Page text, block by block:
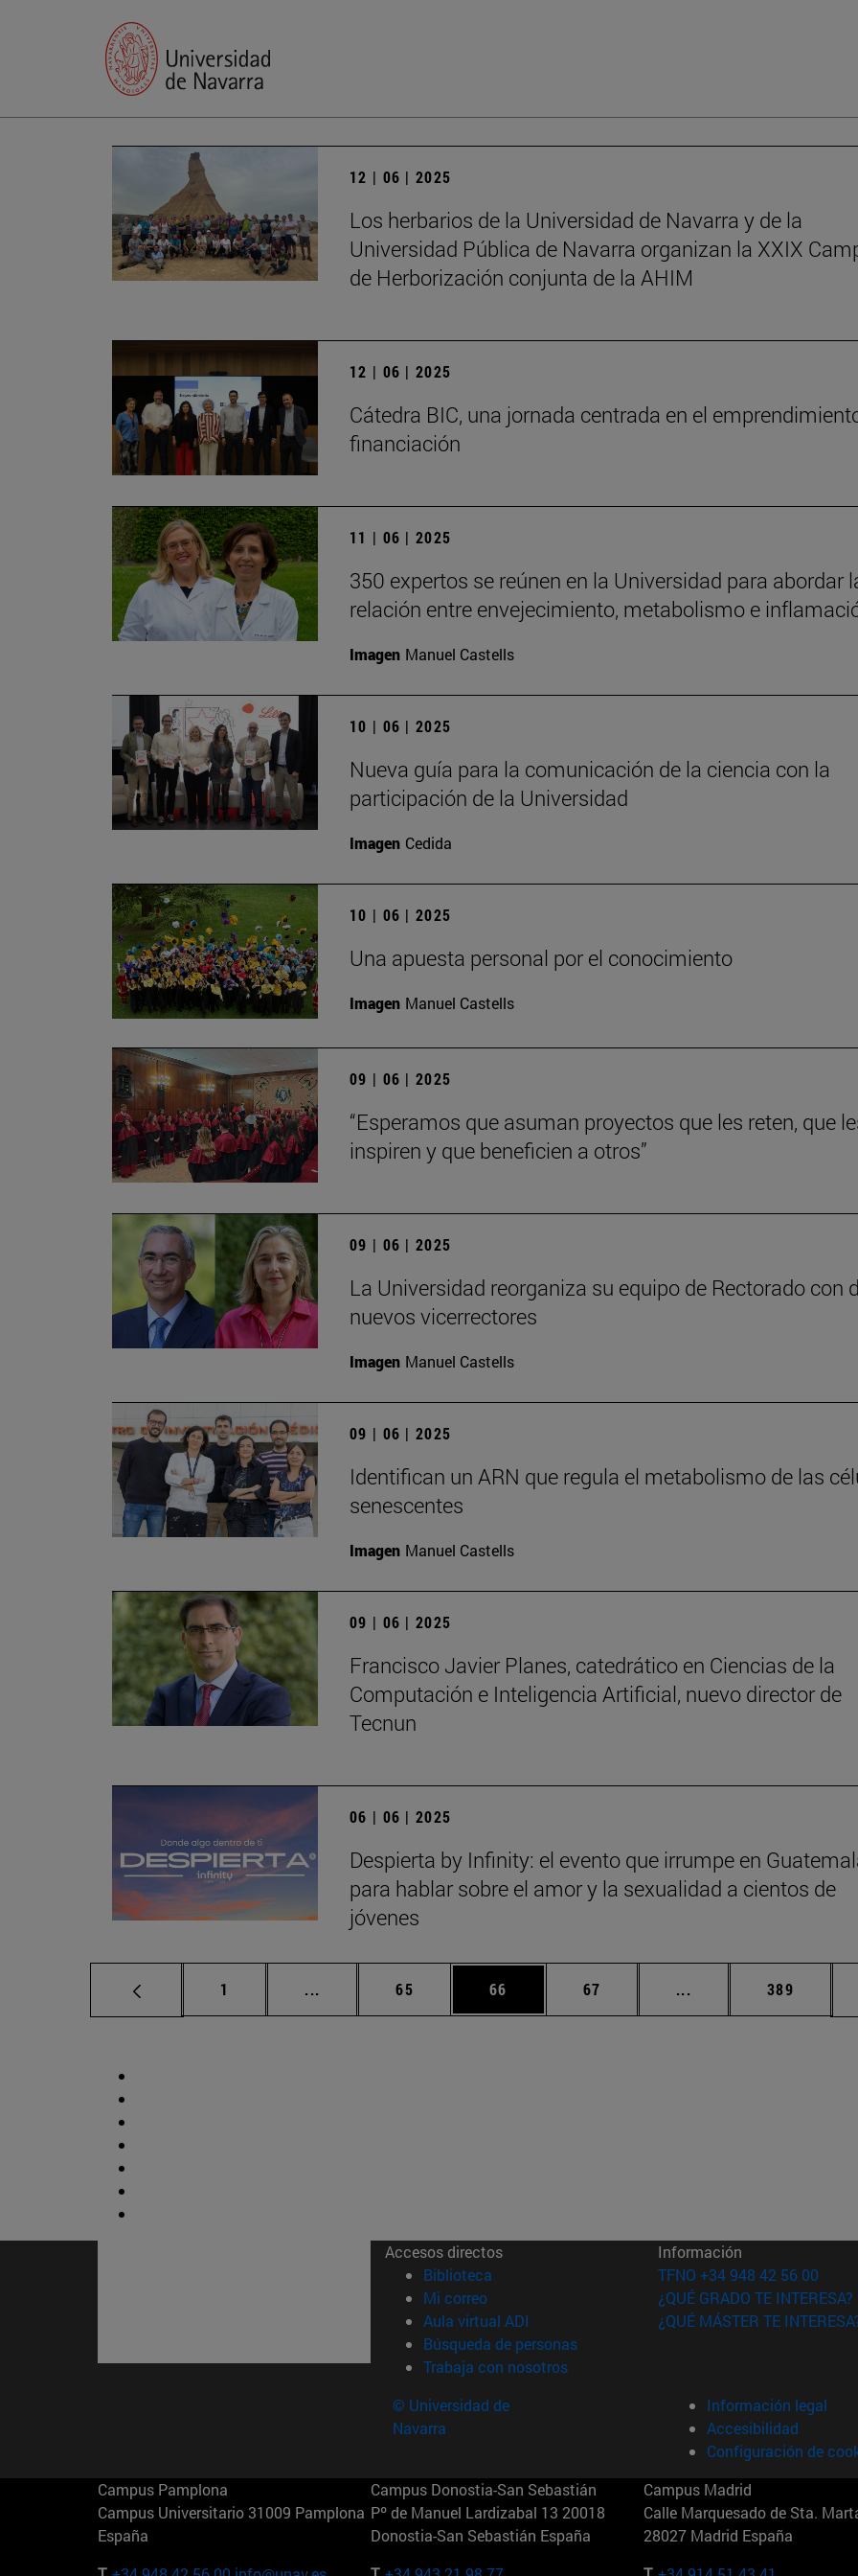
12 | 06 | 2025
Los herbarios de la Universidad de Navarra y de la
Universidad Pública de Navarra organizan la XXIX
de Herborización conjunta de la AHIM
12 | 06 | 2025
Cátedra BIC, una jornada centrada en el
financiación
11 | 06 | 2025
350 expertos se reúnen en la Universidad para abordar
relación entre envejecimiento, metabolismo e
Imagen Manuel Castells
10 | 06 | 2025
Nueva guía para la comunicación de la ciencia con la
participación de la Universidad
Imagen Cedida
10 | 06 | 2025
Una apuesta personal por el conocimiento
Imagen Manuel Castells
09 | 06 | 2025
“Esperamos que asuman proyectos que les reten, que
inspiren y que beneficien a otros”
09 | 06 | 2025
La Universidad reorganiza su equipo de Rectorado con
nuevos vicerrectores
Imagen Manuel Castells
09 | 06 | 2025
Identifican un ARN que regula el metabolismo de las
senescentes
Imagen Manuel Castells
09 | 06 | 2025
Francisco Javier Planes, catedrático en Ciencias de la
Computación e Inteligencia Artificial, nuevo director de
Tecnun
06 | 06 | 2025
Despierta by Infinity: el evento que irrumpe en
para hablar sobre el amor y la sexualidad a cientos de
jóvenes
Página
1 ... Páginas intermedias Use TAB para desplazarse.
Página
65 Página
66 Página
67 ... Páginas intermedias
Página
389
Accesos directos
Biblioteca (abre en nueva ventana)
Mi correo(abre en nueva ventana)
Aula virtual ADI (abre en nueva ventana)
Búsqueda de personas(abre en nueva ventana)
Trabaja con nosotros(abre en nueva ventana)
Información
TFNO +34 948 42 56 00
¿QUÉ GRADO TE INTERESA?
¿QUÉ MÁSTER TE
© Universidad de
Navarra
Información legal
Accesibilidad
Configuración de
Campus Pamplona
Campus Universitario 31009 Pamplona
España
Campus Donostia-San Sebastián
Pº de Manuel Lardizabal 13 20018
Donostia-San Sebastián España
Campus Madrid
Calle Marquesado de Sta.
28027 Madrid España